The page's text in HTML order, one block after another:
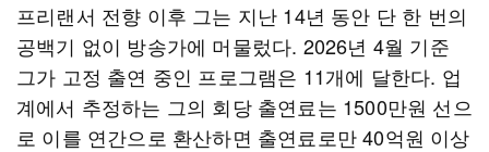
프리랜서 전향 이후 그는 지난 14년 동안 단 한 번의
공백기 없이 방송가에 머물렀다. 2026년 4월 기준
그가 고정 출연 중인 프로그램은 11개에 달한다. 업
계에서 추정하는 그의 회당 출연료는 1500만원 선으
로 이를 연간으로 환산하면 출연료로만 40억원 이상